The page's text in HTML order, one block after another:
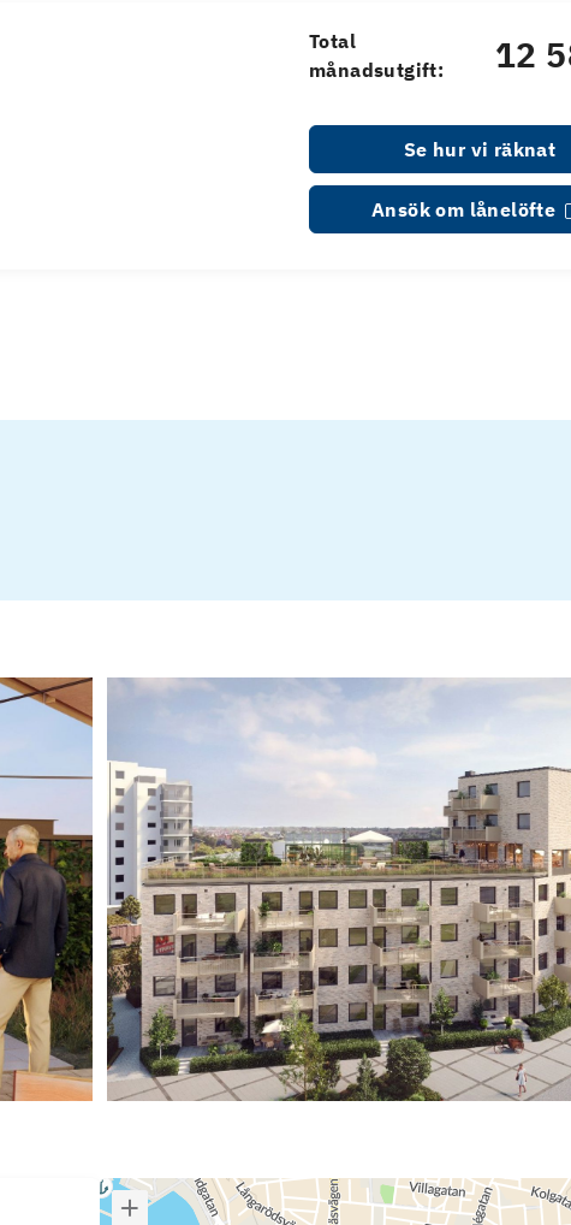
Total
månadsutgift:
12
Se hur vi räknat
Ansök om lånelöfte